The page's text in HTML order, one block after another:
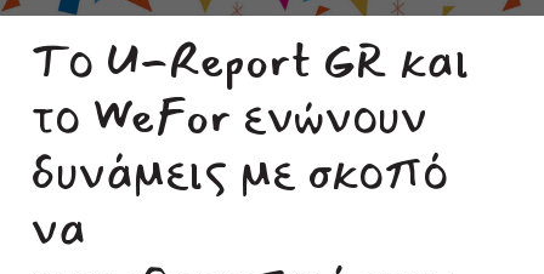
Το U-Report GR και
το WeFor ενώνουν
δυνάμεις με σκοπό
να